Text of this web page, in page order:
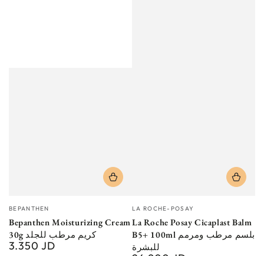
Vendor:
BEPANTHEN
Bepanthen Moisturizing Cream
30g كريم مرطب للجلد
Regular
3.350 JD
Vendor:
LA ROCHE-POSAY
La Roche Posay Cicaplast Balm
B5+ 100ml بلسم مرطب ومرمم
للبشرة